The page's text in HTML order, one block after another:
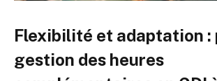
Flexibilité et adaptation :
gestion des heures